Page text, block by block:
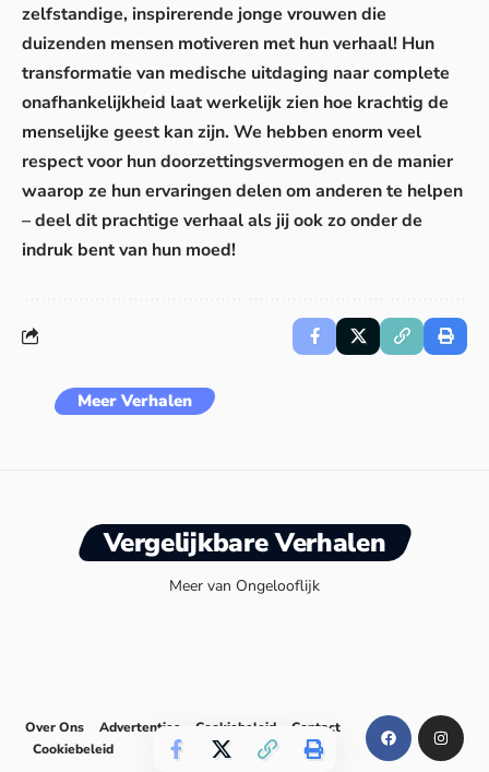
zelfstandige, inspirerende jonge vrouwen die
duizenden mensen motiveren met hun verhaal! Hun
transformatie van medische uitdaging naar complete
onafhankelijkheid laat werkelijk zien hoe krachtig de
menselijke geest kan zijn. We hebben enorm veel
respect voor hun doorzettingsvermogen en de manier
waarop ze hun ervaringen delen om anderen te helpen
– deel dit prachtige verhaal als jij ook zo onder de
indruk bent van hun moed!
Meer Verhalen
Vergelijkbare Verhalen
Meer van Ongelooflijk
Over Ons Advertenties Cookiebeleid
Contact
Cookiebeleid